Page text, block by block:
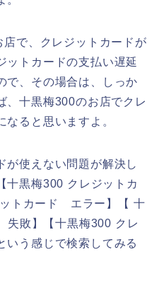
で、クレジットカードが
ットカードの支払い遅延
で、その場合は、しっか
、十黒梅300のお店でクレ
なると思いますよ。
が使えない問題が解決し
十黒梅300 クレジットカ
トカード エラー】【 十
敗】【十黒梅300 クレ
う感じで検索してみる